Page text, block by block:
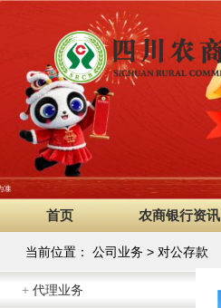
首页 农商银行资讯
当前位置： 公司业务 > 对公存款
+ 代理业务